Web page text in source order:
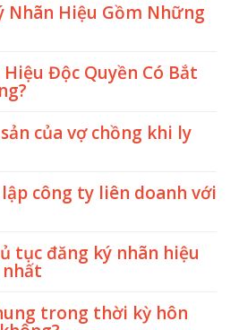
Nhãn Hiệu Gồm Những
Độc Quyền Có Bắt
của vợ chồng khi ly
công ty liên doanh với
tục đăng ký nhãn hiệu
trong thời kỳ hôn